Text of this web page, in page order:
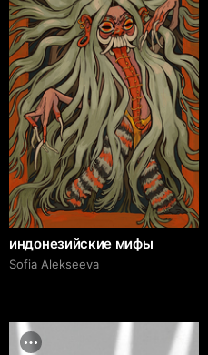
индонезийские мифы
Sofia Alekseeva